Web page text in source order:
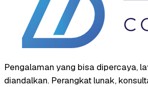
Pengalaman yang bisa dipercaya,
diandalkan. Perangkat lunak,